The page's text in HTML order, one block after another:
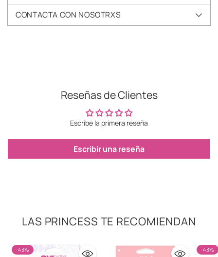
CONTACTA CON NOSOTRXS
Reseñas de Clientes
Escribe la primera reseña
Escribir una reseña
LAS PRINCESS TE RECOMIENDAN
-43% -43%